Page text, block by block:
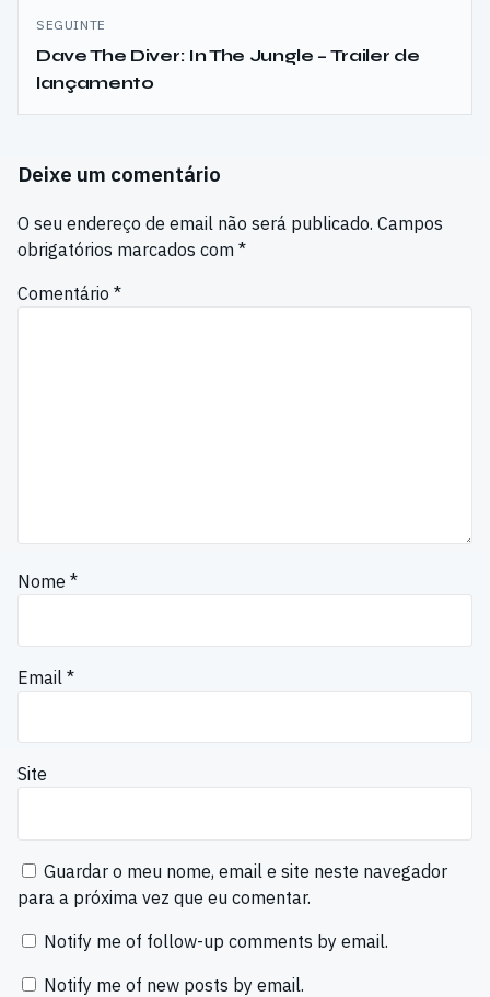
SEGUINTE
Dave The Diver: In The Jungle – Trailer de
lançamento
Deixe um comentário
O seu endereço de email não será publicado. Campos
obrigatórios marcados com *
Comentário *
Nome *
Email *
Site
Guardar o meu nome, email e site neste navegador
para a próxima vez que eu comentar.
Notify me of follow-up comments by email.
Notify me of new posts by email.